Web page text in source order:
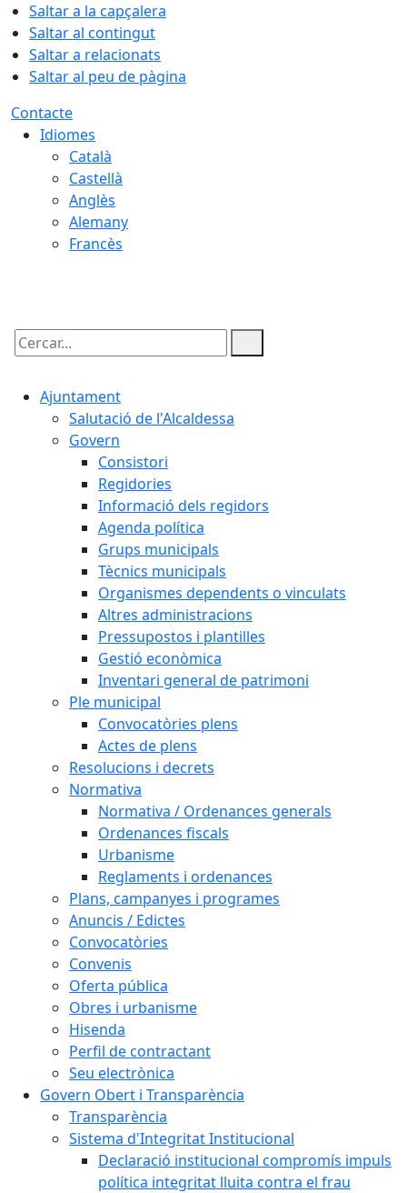
Saltar a la capçalera
Saltar al contingut
Saltar a relacionats
Saltar al peu de pàgina
Contacte
Idiomes
Català
Castellà
Anglès
Alemany
Francès
Cercar:
Ajuntament
Salutació de l'Alcaldessa
Govern
Consistori
Regidories
Informació dels regidors
Agenda política
Grups municipals
Tècnics municipals
Organismes dependents o vinculats
Altres administracions
Pressupostos i plantilles
Gestió econòmica
Inventari general de patrimoni
Ple municipal
Convocatòries plens
Actes de plens
Resolucions i decrets
Normativa
Normativa / Ordenances generals
Ordenances fiscals
Urbanisme
Reglaments i ordenances
Plans, campanyes i programes
Anuncis / Edictes
Convocatòries
Convenis
Oferta pública
Obres i urbanisme
Hisenda
Perfil de contractant
Seu electrònica
Govern Obert i Transparència
Transparència
Sistema d'Integritat Institucional
Declaració institucional compromís impuls
política integritat lluita contra el frau